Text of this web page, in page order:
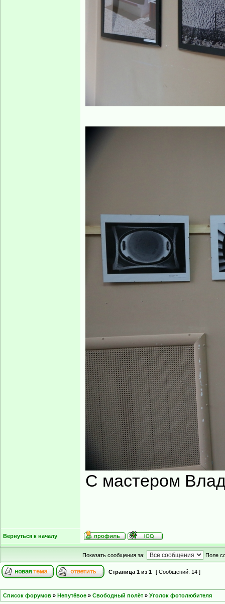
С мастером
Вернуться к началу
Показать сообщения за: Поле
Страница 1 из 1 [ Сообщений: 14 ]
Список форумов » Непутёвое » Свободный полёт » Уголок фотолюбителя